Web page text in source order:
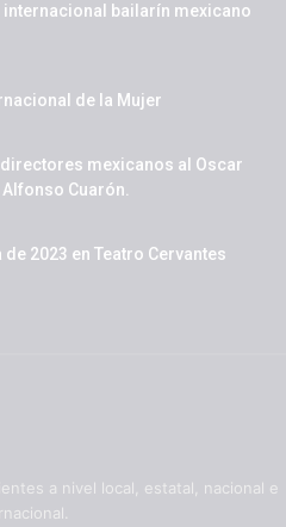
internacional bailarín mexicano
de la Mujer
mexicanos al Oscar
Cuarón.
2023 en Teatro Cervantes
a nivel local, estatal, nacional e